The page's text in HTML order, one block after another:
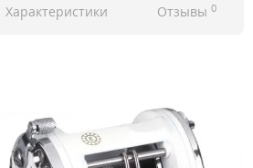
Характеристики Отзывы 0